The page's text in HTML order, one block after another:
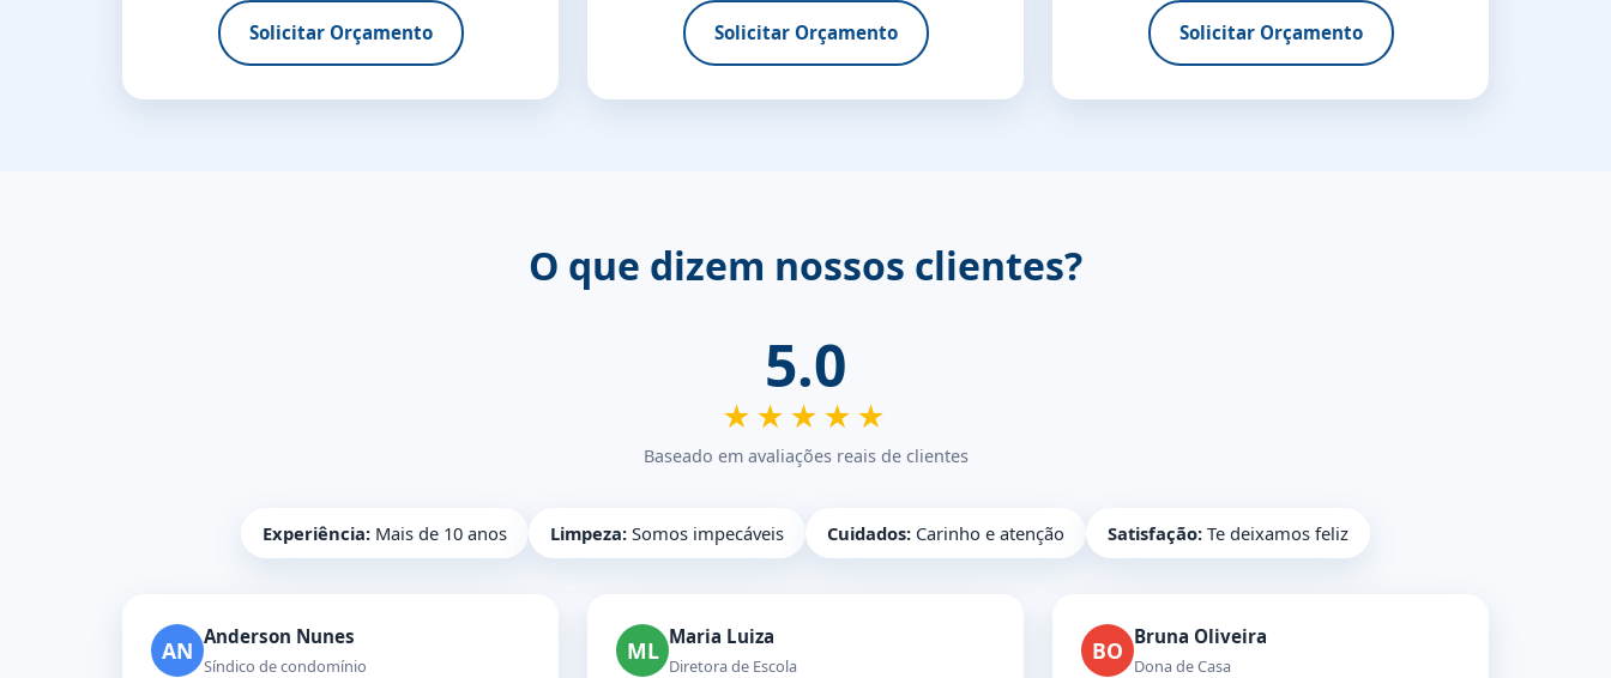
Solicitar Orçamento Solicitar Orçamento Solicitar Orçamento
O que dizem nossos clientes?
5.0
★★★★★
Baseado em avaliações reais de clientes
Experiência: Mais de 10 anos Limpeza: Somos impecáveis Cuidados: Carinho e atenção Satisfação: Te deixamos feliz
AN Anderson Nunes
Síndico de condomínio
ML Maria Luiza
Diretora de Escola
BO Bruna Oliveira
Dona de Casa